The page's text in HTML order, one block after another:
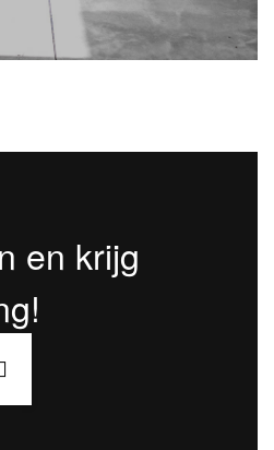
en krijg